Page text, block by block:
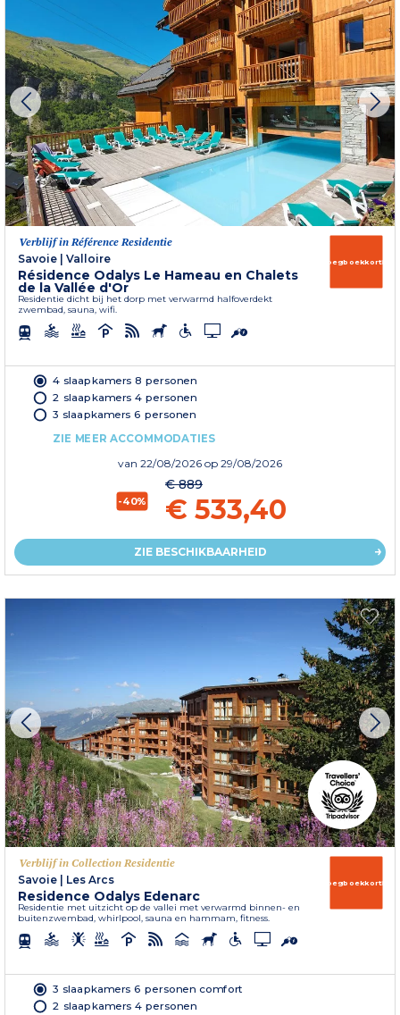
Verblijf in Référence Residentie
Savoie
Valloire
Résidence Odalys Le Hameau en Chalets
de la Vallée d'Or
Residentie dicht bij het dorp met verwarmd halfoverdekt
zwembad, sauna, wifi.
Vroegboekkorting
4 slaapkamers 8 personen
2 slaapkamers 4 personen
3 slaapkamers 6 personen
ZIE MEER ACCOMMODATIES
van 22/08/2026 op 29/08/2026
-40%
€ 889
€ 533,40
ZIE BESCHIKBAARHEID
Verblijf in Collection Residentie
Savoie
Les Arcs
Residence Odalys Edenarc
Residentie met uitzicht op de vallei met verwarmd binnen- en
buitenzwembad, whirlpool, sauna en hammam, fitness.
Vroegboekkorting
3 slaapkamers 6 personen comfort
2 slaapkamers 4 personen